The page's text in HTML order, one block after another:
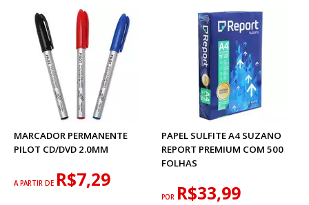
MARCADOR PERMANENTE
PILOT CD/DVD 2.0MM
A PARTIR DE R$7,29
PAPEL SULFITE A4 SUZANO
REPORT PREMIUM COM 500
FOLHAS
POR R$33,99